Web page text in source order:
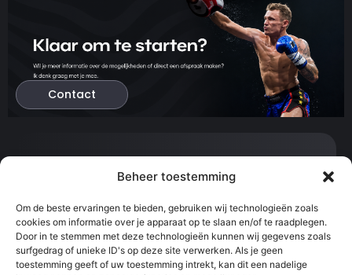
Beheer toestemming
Om de beste ervaringen te bieden, gebruiken wij technologieën zoals
cookies om informatie over je apparaat op te slaan en/of te raadplegen.
Door in te stemmen met deze technologieën kunnen wij gegevens zoals
surfgedrag of unieke ID's op deze site verwerken. Als je geen
toestemming geeft of uw toestemming intrekt, kan dit een nadelige
Contact
info@svenvanhoof.com
0613377542
Sportcentrum Kralingen, Slaak, Rotterdam